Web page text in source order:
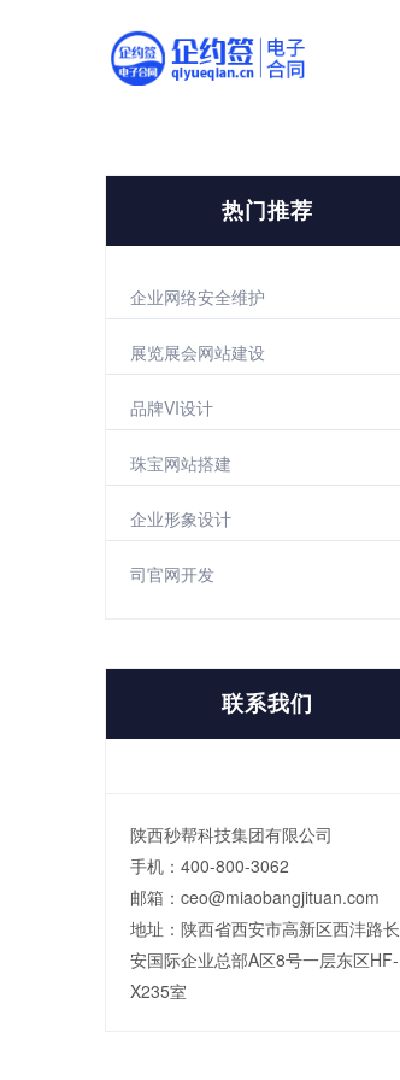
热门推荐
企业网络安全维护
展览展会网站建设
品牌VI设计
珠宝网站搭建
企业形象设计
司官网开发
联系我们
陕西秒帮科技集团有限公司
手机：400-800-3062
邮箱：ceo@miaobangjituan.com
地址：陕西省西安市高新区西沣路长
安国际企业总部A区8号一层东区HF-
X235室